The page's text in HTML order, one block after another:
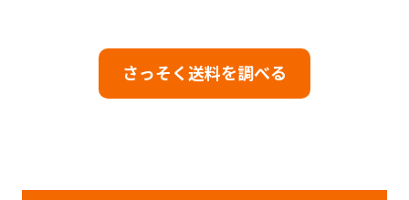
さっそく送料を調べる